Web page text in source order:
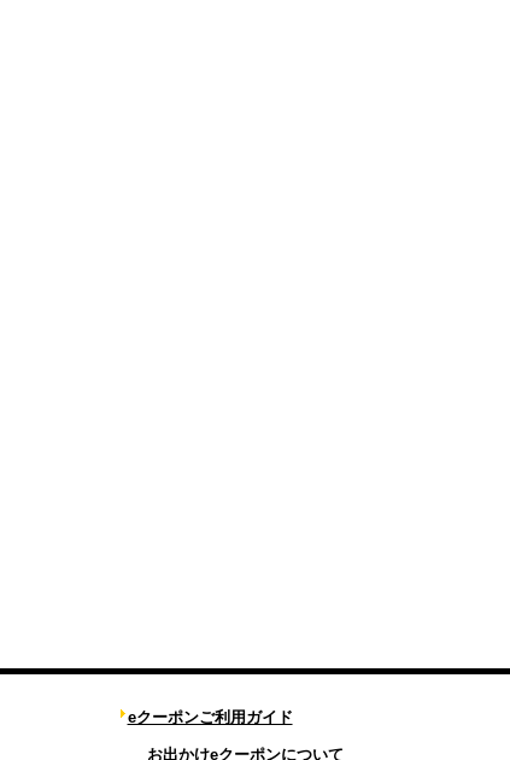
eクーポンご利用ガイド
お出かけeクーポンについて